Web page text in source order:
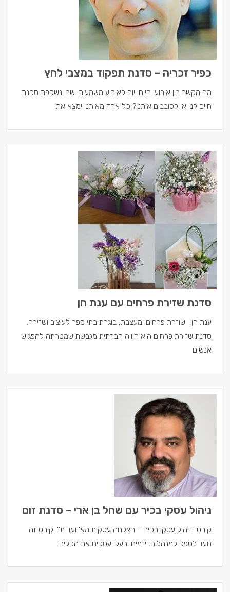
כפיר זכריה – סדנת תפקוד במצבי לחץ
מה הקשר בין אירועי היום-יום לאירוע משמעותי שבו נשקפת סכנת
חיים לנו או לסובבים אותנו? כל אחד מאיתנו ימצא את
סדנת שזירת פרחים עם ענת חן
ענת חן, שוזרת פרחים ומעצבת, בוגרת בתי ספר לעיצוב ושזירה.
סדנת שזירת פרחים היא חוויה חברתית מגבשת שמטרתה להפגיש
אנשים
ניהול עסקי בכיר עם שחל בן ארי – סדנת זום
קורס "ניהול עסקי בכיר – הצלחה עסקית מא' ועד ת'". קורס זה
נועד לספק למנהלים, יזמים ובעלי עסקים את הכלים